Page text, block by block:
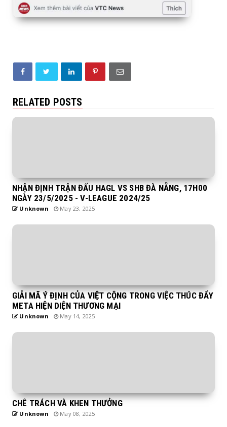
RELATED POSTS
NHẬN ĐỊNH TRẬN ĐẤU HAGL VS SHB ĐÀ NẴNG, 17H00
NGÀY 23/5/2025 - V-LEAGUE 2024/25
Unknown May 23, 2025
GIẢI MÃ Ý ĐỊNH CỦA VIỆT CỘNG TRONG VIỆC THÚC ĐẨY
META HIỆN DIỆN THƯƠNG MẠI
Unknown May 14, 2025
CHÊ TRÁCH VÀ KHEN THƯỞNG
Unknown May 08, 2025